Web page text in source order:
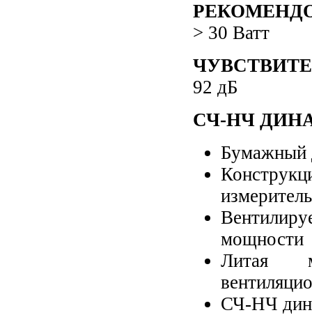
> 30 Ватт
92 дБ
СЧ-НЧ
Бумажный
мощности
Литая
СЧ-НЧ